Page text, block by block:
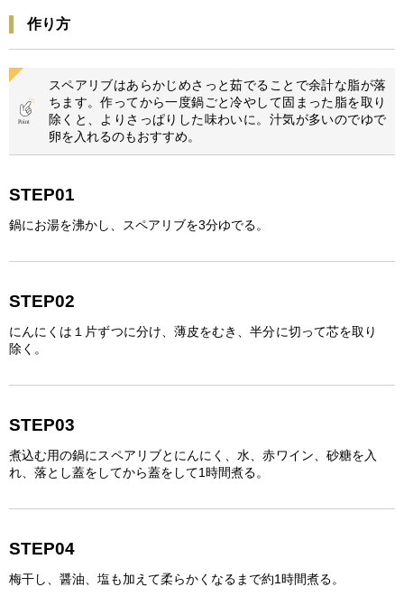
作り方
スペアリブはあらかじめさっと茹でることで余計な脂が落
ちます。作ってから一度鍋ごと冷やして固まった脂を取り
除くと、よりさっぱりした味わいに。汁気が多いのでゆで
卵を入れるのもおすすめ。
STEP01
鍋にお湯を沸かし、スペアリブを3分ゆでる。
STEP02
にんにくは１片ずつに分け、薄皮をむき、半分に切って芯を取り
除く。
STEP03
煮込む用の鍋にスペアリブとにんにく、水、赤ワイン、砂糖を入
れ、落とし蓋をしてから蓋をして1時間煮る。
STEP04
梅干し、醤油、塩も加えて柔らかくなるまで約1時間煮る。